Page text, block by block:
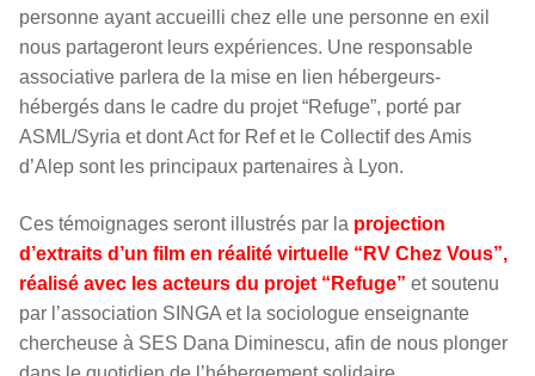
personne ayant accueilli chez elle une personne en exil
nous partageront leurs expériences. Une responsable
associative parlera de la mise en lien hébergeurs-
hébergés dans le cadre du projet “Refuge”, porté par
ASML/Syria et dont Act for Ref et le Collectif des Amis
d’Alep sont les principaux partenaires à Lyon.
Ces témoignages seront illustrés par la projection
d’extraits d’un film en réalité virtuelle “RV Chez Vous”,
réalisé avec les acteurs du projet “Refuge” et soutenu
par l’association SINGA et la sociologue enseignante
chercheuse à SES Dana Diminescu, afin de nous plonger